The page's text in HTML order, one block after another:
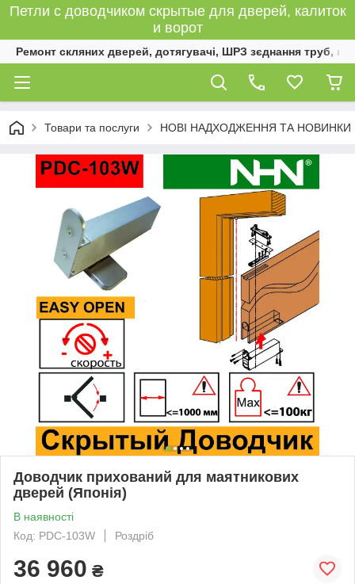
Петли с доводчиком скрытые для дверей, калиток
и ворот
Ремонт скляних дверей, дотягувачі, ШРЗ зєднання труб,
Товари та послуги НОВІ НАДХОДЖЕННЯ ТА НОВИНКИ
Доводчик прихований для маятникових
дверей (Японія)
В наявності
Код: PDC-103W
Роздріб
36 960 ₴